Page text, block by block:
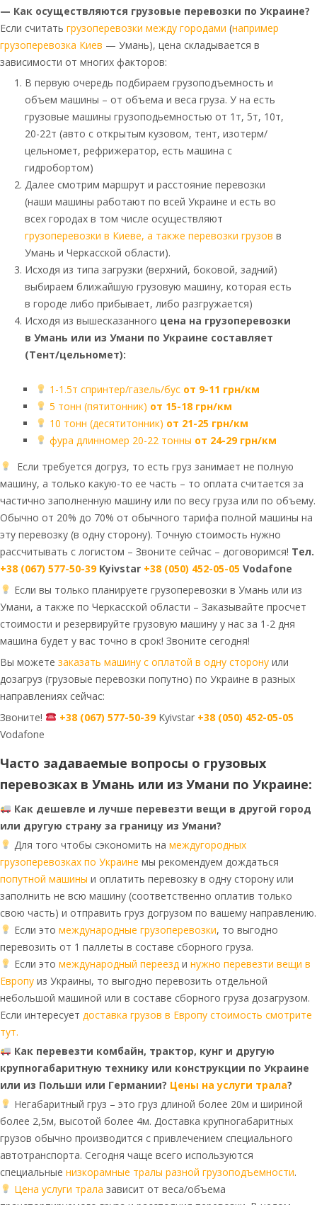
— Как осуществляются грузовые перевозки по Украине?
Если считать грузоперевозки между городами (например
грузоперевозка Киев — Умань), цена складывается в
зависимости от многих факторов:
В первую очередь подбираем грузоподъемность и
объем машины – от объема и веса груза. У на есть
грузовые машины грузоподьемностью от 1т, 5т, 10т,
20-22т (авто с открытым кузовом, тент, изотерм/
цельномет, рефрижератор, есть машина с
гидробортом)
Далее смотрим маршрут и расстояние перевозки
(наши машины работают по всей Украине и есть во
всех городах в том числе осуществляют
грузоперевозки в Киеве, а также перевозки грузов в
Умань и Черкасской области).
Исходя из типа загрузки (верхний, боковой, задний)
выбираем ближайшую грузовую машину, которая есть
в городе либо прибывает, либо разгружается)
Исходя из вышесказанного цена на грузоперевозки
в Умань или из Умани по Украине составляет
(Тент/цельномет):
1-1.5т спринтер/газель/бус от 9-11 грн/км
5 тонн (пятитонник) от 15-18 грн/км
10 тонн (десятитонник) от 21-25 грн/км
фура длинномер 20-22 тонны от 24-29 грн/км
Если требуется догруз, то есть груз занимает не полную
машину, а только какую-то ее часть – то оплата считается за
частично заполненную машину или по весу груза или по объему.
Обычно от 20% до 70% от обычного тарифа полной машины на
эту перевозку (в одну сторону). Точную стоимость нужно
рассчитывать с логистом – Звоните сейчас – договоримся! Тел.
+38 (067) 577-50-39Kyivstar +38 (050) 452-05-05 Vodafone
Если вы только планируете грузоперевозки в Умань или из
Умани, а также по Черкасской области – Заказывайте просчет
стоимости и резервируйте грузовую машину у нас за 1-2 дня
машина будет у вас точно в срок! Звоните сегодня!
Вы можете заказать машину с оплатой в одну сторону или
дозагруз (грузовые перевозки попутно) по Украине в разных
направлениях сейчас:
Звоните!
+38 (067) 577-50-39Kyivstar +38 (050) 452-05-05
Vodafone
Часто задаваемые вопросы о грузовых
перевозках в Умань или из Умани по Украине:
Как дешевле и лучше перевезти вещи в другой город
или другую страну за границу из Умани?
Для того чтобы сэкономить на междугородных
грузоперевозках по Украине мы рекомендуем дождаться
попутной машины и оплатить перевозку в одну сторону или
заполнить не всю машину (соответственно оплатив только
свою часть) и отправить груз догрузом по вашему направлению.
Если это международные грузоперевозки, то выгодно
перевозить от 1 паллеты в составе сборного груза.
Если это международный переезди нужно перевезти вещи в
Европу из Украины, то выгодно перевозить отдельной
небольшой машиной или в составе сборного груза дозагрузом.
Если интересует доставка грузов в Европу стоимость смотрите
тут.
Как перевезти комбайн, трактор, кунг и другую
крупногабаритную технику или конструкции по Украине
или из Польши или Германии? Цены на услуги трала?
Негабаритный груз – это груз длиной более 20м и шириной
более 2,5м, высотой более 4м. Доставка крупногабаритных
грузов обычно производится с привлечением специального
автотранспорта. Сегодня чаще всего используются
специальные низкорамные тралы разной грузоподъемности.
Цена услуги трала зависит от веса/объема